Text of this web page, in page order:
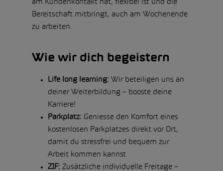
am Kundenkontakt hat, flexibel ist und die
Bereitschaft mitbringt, auch am Wochenende
zu arbeiten.
Wie wir dich begeistern
Life long learning: Wir beteiligen uns an
deiner Weiterbildung – booste deine
Karriere!
Parkplatz: Geniesse den Komfort eines
kostenlosen Parkplatzes direkt vor Ort,
damit du stressfrei und bequem zur
Arbeit kommen kannst
ZIF: Zusätzliche individuelle Freitage –